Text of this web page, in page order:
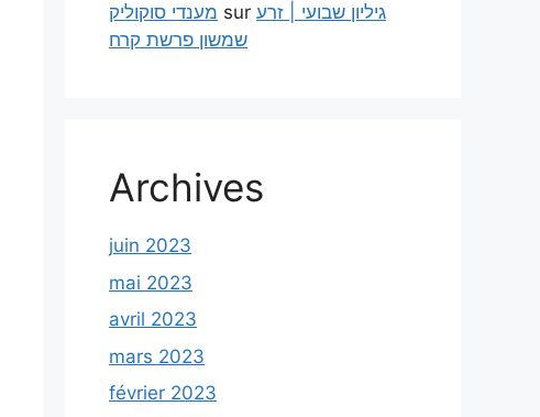
מענדי סוקוליק sur גיליון שבועי | זרע
שמשון פרשת קרח
Archives
juin 2023
mai 2023
avril 2023
mars 2023
février 2023